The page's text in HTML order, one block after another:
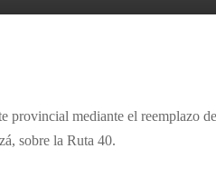
provincial mediante el reemplazo
sobre la Ruta 40.